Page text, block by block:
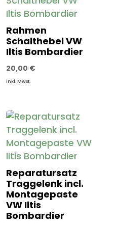
Rahmen
Schalthebel VW
Iltis Bombardier
20,00 €
inkl. MwSt.
Reparatursatz
Traggelenk incl.
Montagepaste
VW Iltis
Bombardier